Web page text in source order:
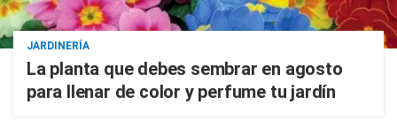
JARDINERÍA
La planta que debes sembrar en agosto
para llenar de color y perfume tu jardín